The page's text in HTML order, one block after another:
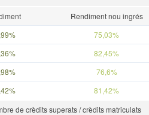
Rendiment nou ingrés
75,03%
82,45%
76,6%
81,42%
de crèdits superats / crèdits matriculats